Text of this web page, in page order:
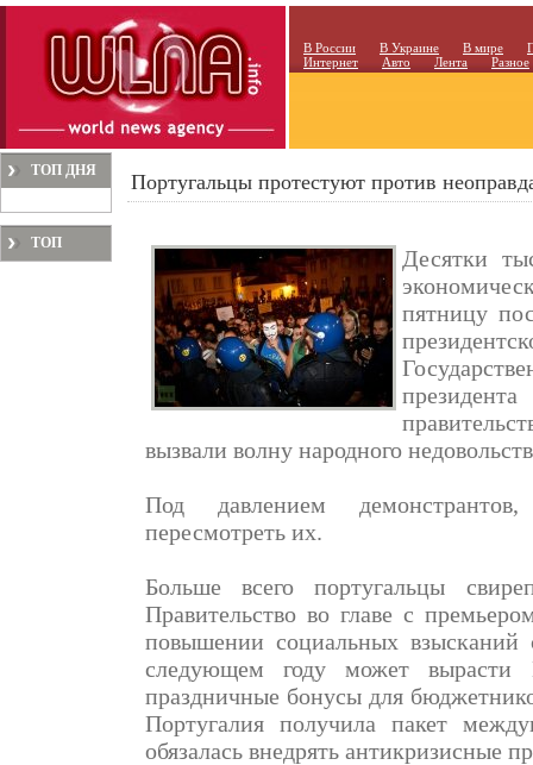
В России В Украине В мире
Интернет
Авто Лента Разное
ТОП ДНЯ
ТОП
Португальцы протестуют против
Десятки
пятницу
вызвали волну народного
Под давлением
пересмотреть их.
Больше всего португальцы
Правительство во главе с
повышении социальных
следующем году может
праздничные бонусы для
Португалия получила пакет
обязалась внедрять антикризисные